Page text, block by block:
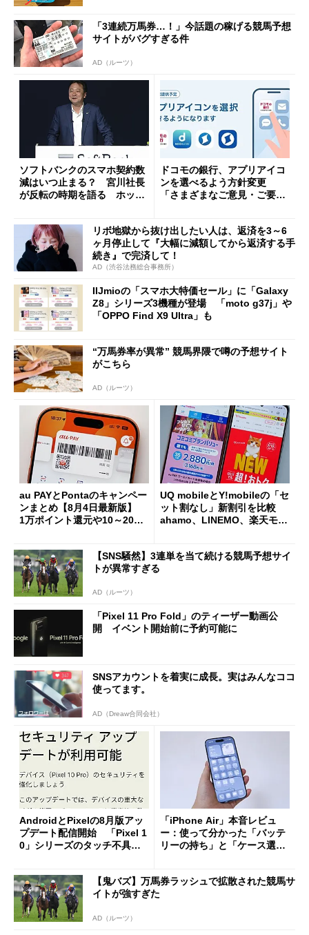
「3連続万馬券…！」今話題の稼げる競馬予想
サイトがバグすぎる件
AD（ルーツ）
ソフトバンクのスマホ契約数
減はいつ止まる？ 宮川社長
が反転の時期を語る ホッピ
ドコモの銀行、アプリアイコ
ンを選べるよう方針変更
「さまざまなご意見・ご要望
リボ地獄から抜け出したい人は、返済を3～6
ヶ月停止して『大幅に減額してから返済する手
続き』で完済して！
AD（渋谷法務総合事務所）
IIJmioの「スマホ大特価セール」に「Galaxy
Z8」シリーズ3機種が登場 「moto g37j」や
「OPPO Find X9 Ultra」も
“万馬券率が異常” 競馬界隈で噂の予想サイト
がこちら
AD（ルーツ）
au PAYとPontaのキャンペー
ンまとめ【8月4日最新版】
1万ポイント還元や10～20％
UQ mobileとY!mobileの「セ
ット割なし」新割引を比較
ahamo、LINEMO、楽天モバ
【SNS騒然】3連単を当て続ける競馬予想サイ
トが異常すぎる
AD（ルーツ）
「Pixel 11 Pro Fold」のティーザー動画公
開 イベント開始前に予約可能に
SNSアカウントを着実に成長。実はみんなココ
使ってます。
AD（Dreaw合同会社）
AndroidとPixelの8月版アッ
プデート配信開始 「Pixel 1
0」シリーズのタッチ不具合
「iPhone Air」本音レビュ
ー：使って分かった「バッテ
リーの持ち」と「ケース選
【鬼バズ】万馬券ラッシュで拡散された競馬サ
イトが強すぎた
AD（ルーツ）